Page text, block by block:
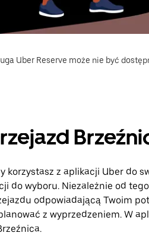
Uber Reserve może nie być
korzystasz z aplikacji Uber do
do wyboru. Niezależnie od
odpowiadającą Twoim
z wyprzedzeniem. W